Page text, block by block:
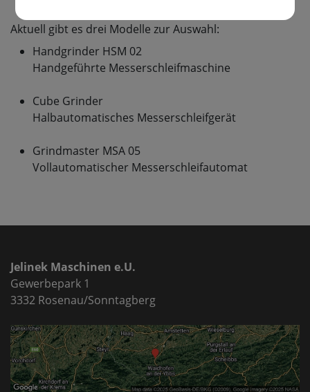
Aktuell gibt es drei Modelle zur Auswahl:
Handgrinder HSM 02
Handgeführte Messerschleifmaschine
Cube Grinder
Halbautomatisches Messerschleifgerät
Grindmaster MSA 05
Vollautomatischer Messerschleifautomat
Jelinek Maschinen e.U.
Gewerbepark 1
3332 Rosenau/Sonntagberg